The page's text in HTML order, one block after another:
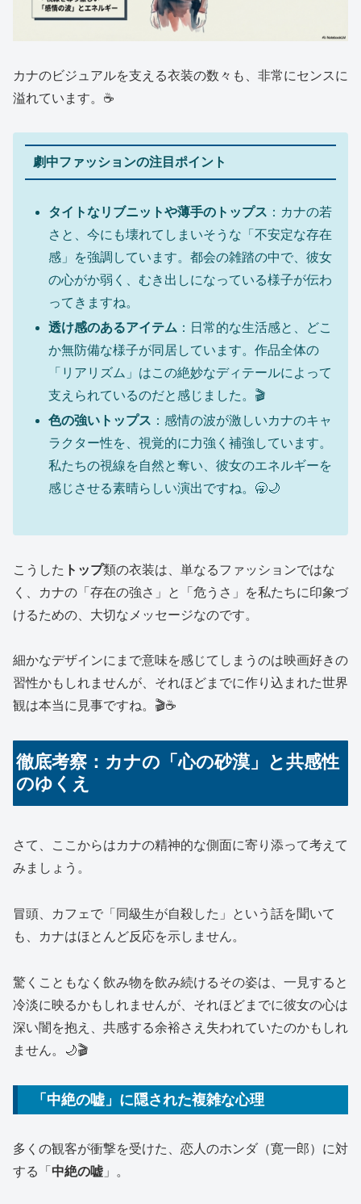
カナのビジュアルを支える衣装の数々も、非常にセンスに
溢れています。☕
劇中ファッションの注目ポイント
タイトなリブニットや薄手のトップス ：カナの若
さと、今にも壊れてしまいそうな「不安定な存在
感」を強調しています。都会の雑踏の中で、彼女
の心がか弱く、むき出しになっている様子が伝わ
ってきますね。
透け感のあるアイテム ：日常的な生活感と、どこ
か無防備な様子が同居しています。作品全体の
「リアリズム」はこの絶妙なディテールによって
支えられているのだと感じました。🎬
色の強いトップス ：感情の波が激しいカナのキャ
ラクター性を、視覚的に力強く補強しています。
私たちの視線を自然と奪い、彼女のエネルギーを
感じさせる素晴らしい演出ですね。🥱🌙
こうした トップ類の衣装は、単なるファッションではな
く、カナの「存在の強さ」と「危うさ」を私たちに印象づ
けるための、大切なメッセージなのです。
細かなデザインにまで意味を感じてしまうのは映画好きの
習性かもしれませんが、それほどまでに作り込まれた世界
観は本当に見事ですね。🎬☕
徹底考察：カナの「心の砂漠」と共感性
のゆくえ
さて、ここからはカナの精神的な側面に寄り添って考えて
みましょう。
冒頭、カフェで「同級生が自殺した」という話を聞いて
も、カナはほとんど反応を示しません。
驚くこともなく飲み物を飲み続けるその姿は、一見すると
冷淡に映るかもしれませんが、それほどまでに彼女の心は
深い闇を抱え、共感する余裕さえ失われていたのかもしれ
ません。🌙🎬
「中絶の嘘」に隠された複雑な心理
多くの観客が衝撃を受けた、恋人のホンダ（寛一郎）に対
する「 中絶の嘘 」。